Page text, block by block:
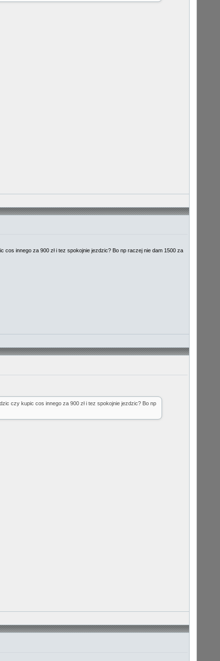
innego za 900 zł i tez spokojnie jezdzic? Bo np raczej nie dam 1500 za
czy kupic cos innego za 900 zł i tez spokojnie jezdzic? Bo np